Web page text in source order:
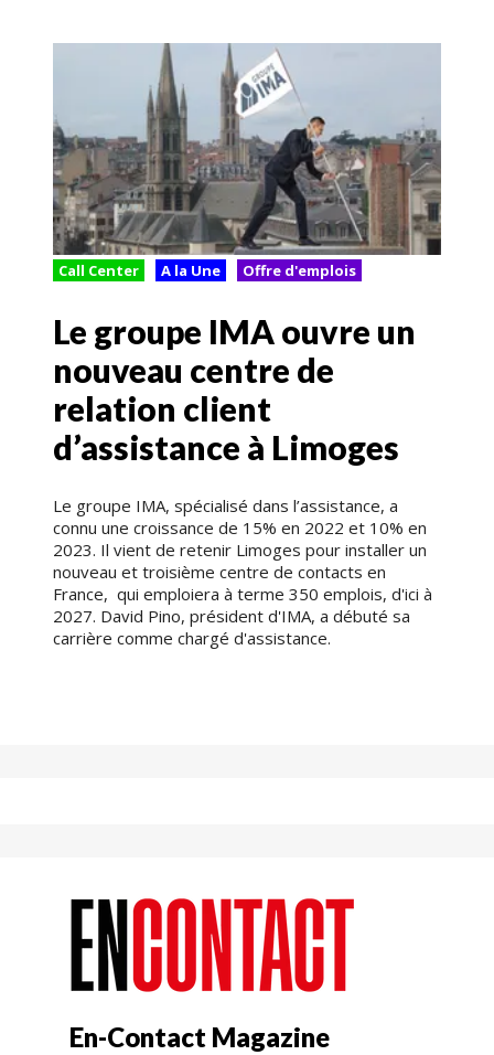
Call Center A la Une Offre d'emplois
Le groupe IMA ouvre un
nouveau centre de
relation client
d’assistance à Limoges
Le groupe IMA, spécialisé dans l’assistance, a
connu une croissance de 15% en 2022 et 10% en
2023. Il vient de retenir Limoges pour installer un
nouveau et troisième centre de contacts en
France, qui emploiera à terme 350 emplois, d'ici à
2027. David Pino, président d'IMA, a débuté sa
carrière comme chargé d'assistance.
En-Contact Magazine